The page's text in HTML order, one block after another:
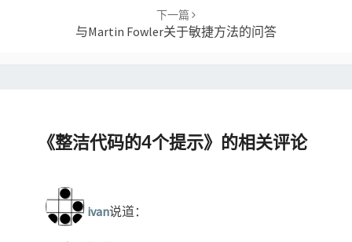
下一篇
与Martin Fowler关于敏捷方法的问答
《整洁代码的4个提示》的相关评论
ivan说道：